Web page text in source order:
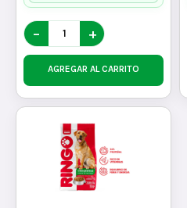
− +
AGREGAR AL CARRITO